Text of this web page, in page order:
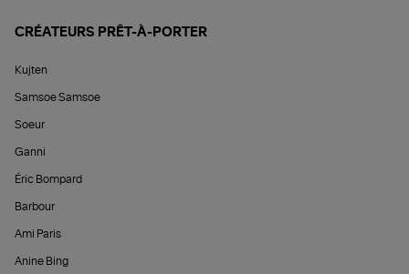
CRÉATEURS PRÊT-À-PORTER
Kujten
Samsoe Samsoe
Soeur
Ganni
Éric Bompard
Barbour
Ami Paris
Anine Bing